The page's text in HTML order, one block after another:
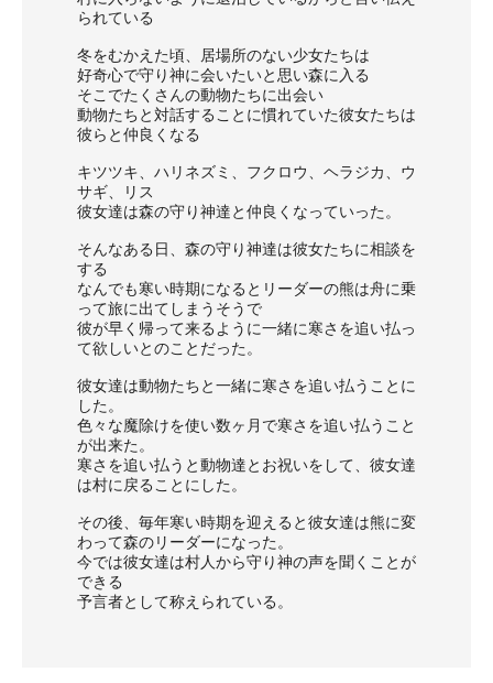
られている
冬をむかえた頃、居場所のない少女たちは
好奇心で守り神に会いたいと思い森に入る
そこでたくさんの動物たちに出会い
動物たちと対話することに慣れていた彼女たちは
彼らと仲良くなる
キツツキ、ハリネズミ、フクロウ、ヘラジカ、ウ
サギ、リス
彼女達は森の守り神達と仲良くなっていった。
そんなある日、森の守り神達は彼女たちに相談を
する
なんでも寒い時期になるとリーダーの熊は舟に乗
って旅に出てしまうそうで
彼が早く帰って来るように一緒に寒さを追い払っ
て欲しいとのことだった。
彼女達は動物たちと一緒に寒さを追い払うことに
した。
色々な魔除けを使い数ヶ月で寒さを追い払うこと
が出来た。
寒さを追い払うと動物達とお祝いをして、彼女達
は村に戻ることにした。
その後、毎年寒い時期を迎えると彼女達は熊に変
わって森のリーダーになった。
今では彼女達は村人から守り神の声を聞くことが
できる
予言者として称えられている。